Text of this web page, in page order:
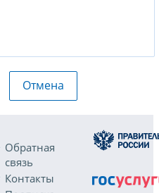
Отмена
Обратная
связь
Контакты